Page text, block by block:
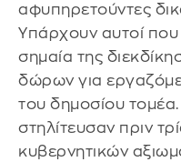
αφυπηρετούντες
Υπάρχουν αυτοί
σημαία της
δώρων για
του δημοσίου
στηλίτευσαν πριν
κυβερνητικών